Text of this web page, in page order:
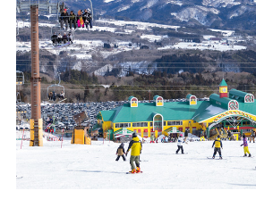
商品保証
サポートデスク
弊社名義の郵便について
新規会員登録
ログイン